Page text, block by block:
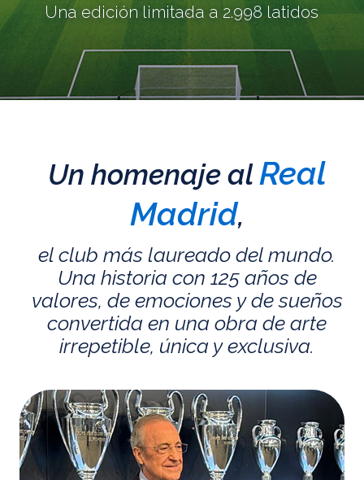
Una edición limitada a 2.998 latidos
Un homenaje alReal
Madrid,
el club más laureado del mundo.
Una historia con 125 años de
valores, de emociones y de sueños
convertida en una obra de arte
irrepetible, única y exclusiva.